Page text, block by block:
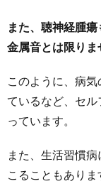
また、聴神経腫
金属音とは限りま
このように、病
ているなど、セ
っています。
また、生活習慣
こることもありま